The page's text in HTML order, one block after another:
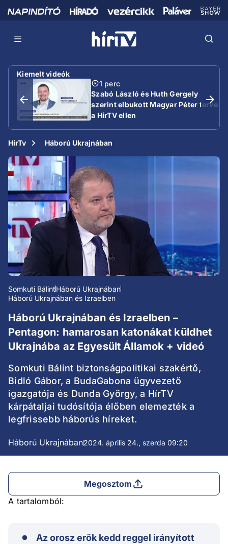
Kiemelt videók
1 perc
Szabó László és Huth Gergely
szerint elbukott Magyar Péter terve
a HírTV ellen
HírTv Háború Ukrajnában
Somkuti BálintHáború Ukrajnában
Háború Ukrajnában és Izraelben
Háború Ukrajnában és Izraelben –
Pentagon: hamarosan katonákat küldhet
Ukrajnába az Egyesült Államok + videó
Somkuti Bálint biztonságpolitikai szakértő,
Bidló Gábor, a BudaGabona ügyvezető
igazgatója és Dunda György, a HírTV
kárpátaljai tudósítója élőben elemezték a
legfrissebb háborús híreket.
Háború Ukrajnában2024. április 24., szerda 09:20
Megosztom
A tartalomból:
Az orosz erők kedd reggel irányított